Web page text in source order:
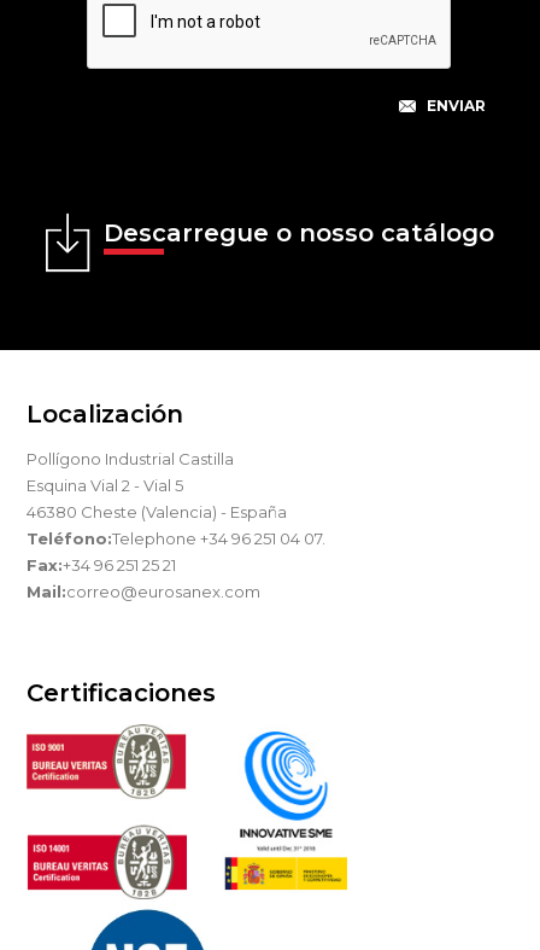
Descarregue o nosso catálogo
Localización
Pollígono Industrial Castilla
Esquina Vial 2 - Vial 5
46380 Cheste (Valencia) - España
Teléfono:Telephone +34 96 251 04 07.
Fax:+34 96 251 25 21
Mail:correo@eurosanex.com
Certificaciones